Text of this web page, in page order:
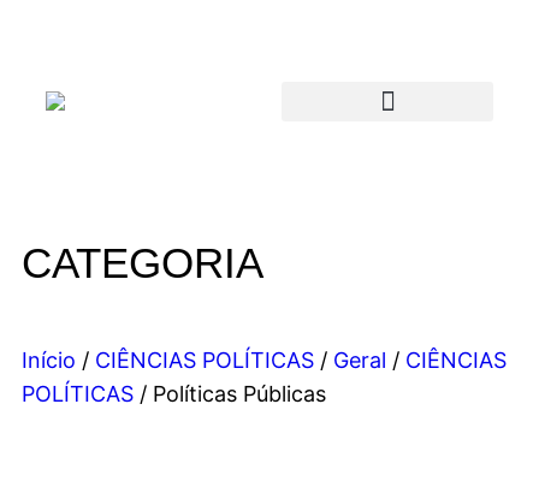
CATEGORIA
Início / CIÊNCIAS POLÍTICAS / Geral / CIÊNCIAS
POLÍTICAS / Políticas Públicas